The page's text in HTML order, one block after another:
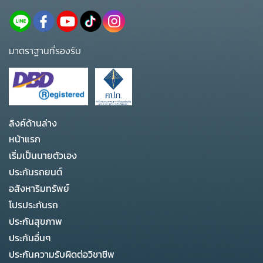
มาตราฐานที่รองรับ
ลิงค์ด้านล่าง
หน้าแรก
เริ่มเป็นนายตัวเอง
ประกันรถยนต์
อสังหาริมทรัพย์
โปรประกันรถ
ประกันสุขภาพ
ประกันอื่นๆ
ประกันความรับผิดต่อวิชาชีพ